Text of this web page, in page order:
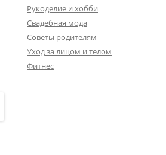
Рукоделие и хобби
Свадебная мода
Советы родителям
Уход за лицом и телом
Фитнес